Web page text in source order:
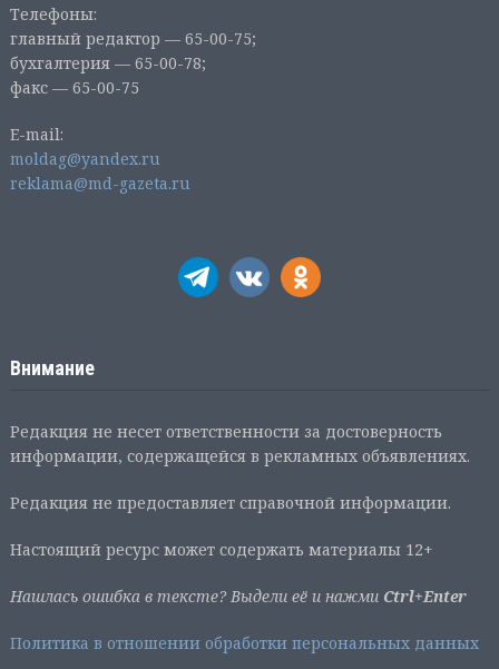
Телефоны:
главный редактор — 65-00-75;
бухгалтерия — 65-00-78;
факс — 65-00-75
E-mail:
moldag@yandex.ru
reklama@md-gazeta.ru
Внимание
Редакция не несет ответственности за достоверность
информации, содержащейся в рекламных объявлениях.
Редакция не предоставляет справочной информации.
Настоящий ресурс может содержать материалы 12+
Нашлась ошибка в тексте? Выдели её и нажми Ctrl+Enter
Политика в отношении обработки персональных данных